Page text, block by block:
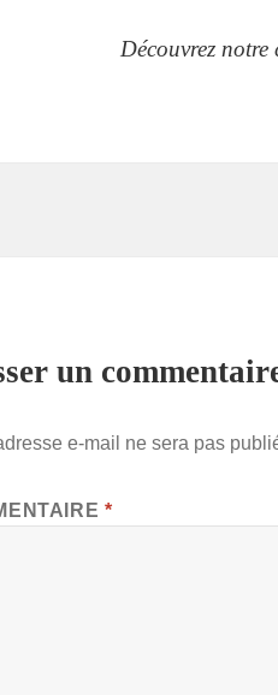
Découvrez
un
e-mail ne sera pas
*